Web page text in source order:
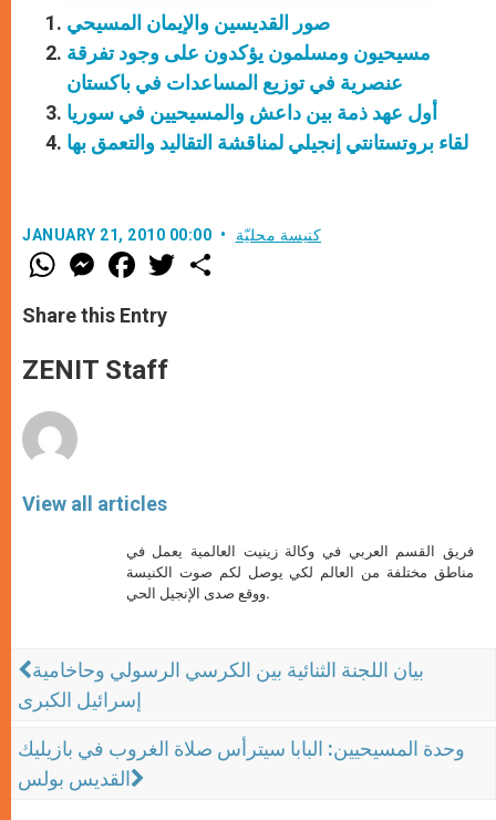
صور القديسين والإيمان المسيحي
مسيحيون ومسلمون يؤكدون على وجود تفرقة
عنصرية في توزيع المساعدات في باكستان
أول عهد ذمة بين داعش والمسيحيين في سوريا
لقاء بروتستانتي إنجيلي لمناقشة التقاليد والتعمق بها
JANUARY 21, 2010 00:00 كنيسة محليّة
W
h
t
s
p
p
M
e
s
e
g
e
F
a
e
b
o
k
w
Share this Entry
ZENIT Staff
View all articles
فريق القسم العربي في وكالة زينيت العالمية يعمل في
مناطق مختلفة من العالم لكي يوصل لكم صوت الكنيسة
ووقع صدى الإنجيل الحي.
بيان اللجنة الثنائية بين الكرسي الرسولي وحاخامية
إسرائيل الكبرى
وحدة المسيحيين: البابا سيترأس صلاة الغروب في بازيليك
القديس بولس